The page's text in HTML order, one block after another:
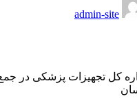
admin-site
کل تجهیزات پزشکی در جمع